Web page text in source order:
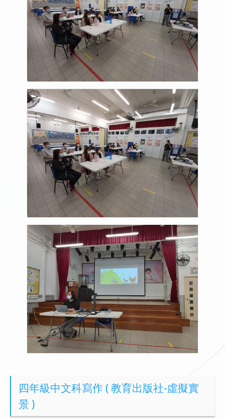
四年級中文科寫作 ( 教育出版社-虛擬實
景 )